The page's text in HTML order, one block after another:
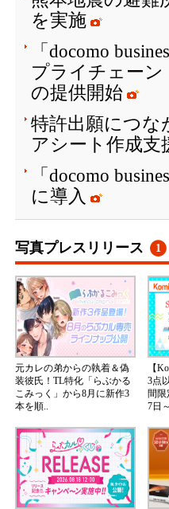
を実施
「docomo
プライチェーン
の提供開始
特許出願につな
アシート作成
「docomo
に導入
写真プレスリリース 1
元カレの弟からの執着＆偽
装彼氏！TL特化「らぶかる
こみっく」から8月に新作3
本を順..
【
3点
間限
7日